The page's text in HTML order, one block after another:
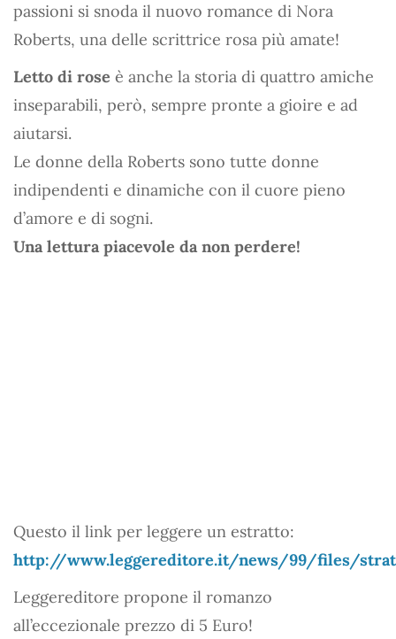
passioni si snoda il nuovo romance di Nora
Roberts, una delle scrittrice rosa più amate!
Letto di rose è anche la storia di quattro amiche
inseparabili, però, sempre pronte a gioire e ad
aiutarsi.
Le donne della Roberts sono tutte donne
indipendenti e dinamiche con il cuore pieno
d’amore e di sogni.
Una lettura piacevole da non perdere!
Questo il link per leggere un estratto:
http://www.leggereditore.it/news/99/files/
Leggereditore propone il romanzo
all’eccezionale prezzo di 5 Euro!